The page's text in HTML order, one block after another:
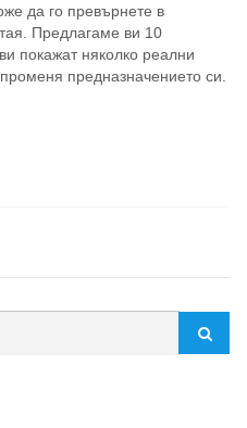
да го превърнете в
Предлагаме ви 10
покажат няколко реални
предназначението си.